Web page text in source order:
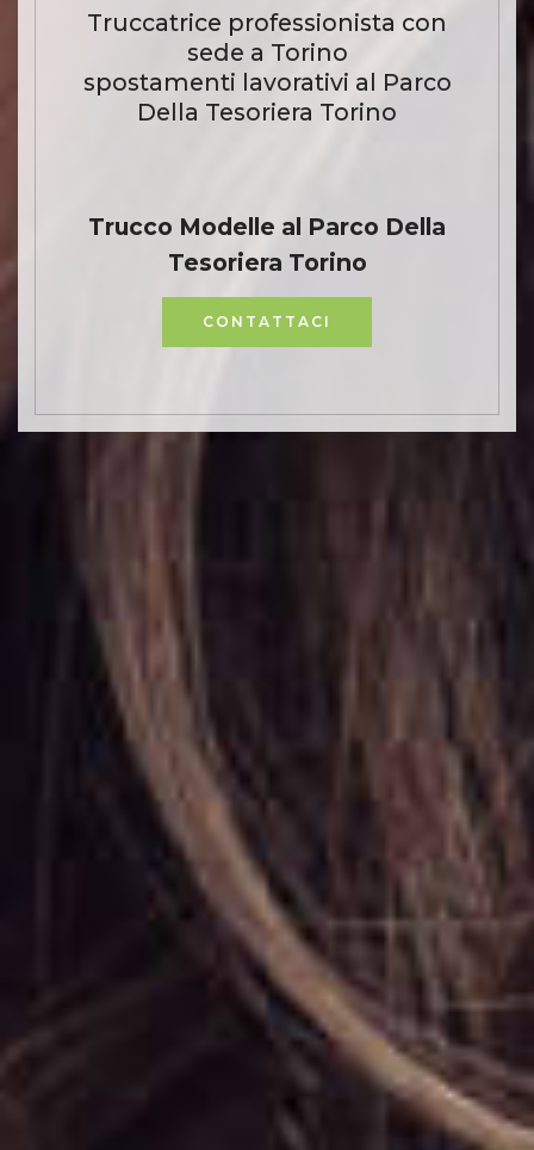
Truccatrice professionista con
sede a Torino
spostamenti lavorativi al Parco
Della Tesoriera Torino
Trucco Modelle al Parco Della
Tesoriera Torino
CONTATTACI